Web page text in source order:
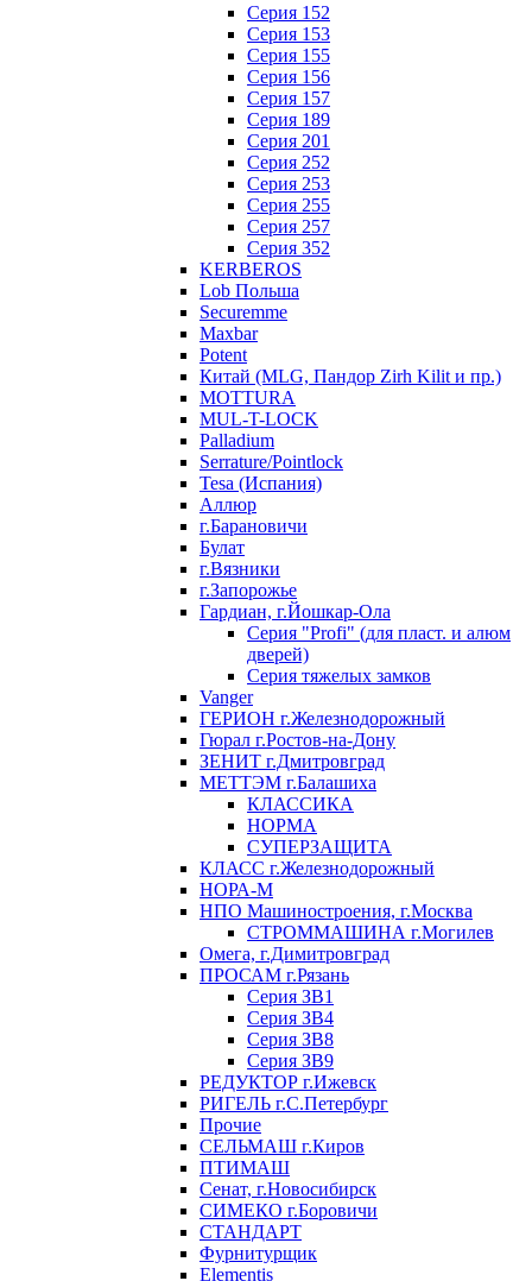
Серия 152
Серия 153
Серия 155
Серия 156
Серия 157
Серия 189
Серия 201
Серия 252
Серия 253
Серия 255
Серия 257
Серия 352
KERBEROS
Lob Польша
Securemme
Maxbar
Potent
Китай (MLG, Пандор Zirh Kilit и пр.)
MOTTURA
MUL-T-LOCK
Palladium
Serrature/Pointlock
Tesa (Испания)
Аллюр
г.Барановичи
Булат
г.Вязники
г.Запорожье
Гардиан, г.Йошкар-Ола
Серия "Profi" (для пласт. и алюм
дверей)
Серия тяжелых замков
Vanger
ГЕРИОН г.Железнодорожный
Гюрал г.Ростов-на-Дону
ЗЕНИТ г.Дмитровград
МЕТТЭМ г.Балашиха
КЛАССИКА
НОРМА
СУПЕРЗАЩИТА
КЛАСС г.Железнодорожный
НОРА-М
НПО Машиностроения, г.Москва
СТРОММАШИНА г.Могилев
Омега, г.Димитровград
ПРОСАМ г.Рязань
Серия ЗВ1
Серия ЗВ4
Серия ЗВ8
Серия ЗВ9
РЕДУКТОР г.Ижевск
РИГЕЛЬ г.С.Петербург
Прочие
СЕЛЬМАШ г.Киров
ПТИМАШ
Сенат, г.Новосибирск
СИМЕКО г.Боровичи
СТАНДАРТ
Фурнитурщик
Elementis